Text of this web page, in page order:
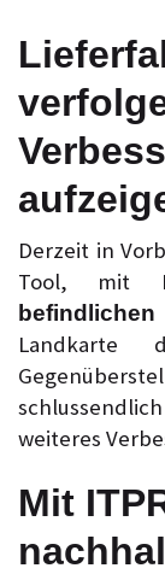
Derzeit in
Tool, mit
Landkarte
weiteres
Mit